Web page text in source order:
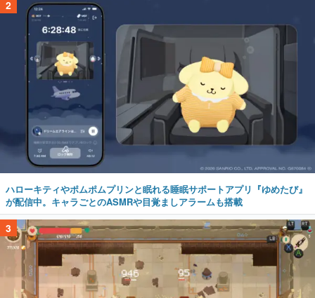
2
ハローキティやポムポムプリンと眠れる睡眠サポートアプリ『ゆめたび』
が配信中。キャラごとのASMRや目覚ましアラームも搭載
3